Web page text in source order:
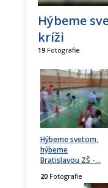
Hýbeme
kríži
19 Fotografie
Hýbeme svetom,
hýbeme
Bratislavou ZŠ -…
20Fotografie